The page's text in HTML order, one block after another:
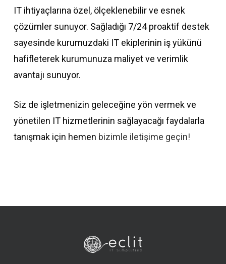
IT ihtiyaçlarına özel, ölçeklenebilir ve esnek
çözümler sunuyor. Sağladığı 7/24 proaktif destek
sayesinde kurumuzdaki IT ekiplerinin iş yükünü
hafifleterek kurumunuza maliyet ve verimlik
avantajı sunuyor.
Siz de işletmenizin geleceğine yön vermek ve
yönetilen IT hizmetlerinin sağlayacağı faydalarla
tanışmak için hemen bizimle iletişime geçin!